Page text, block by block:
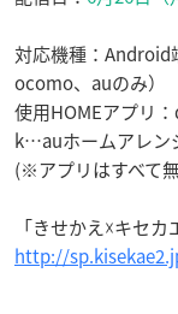
対応機種：
ocomo、auのみ）
使用HOMEアプリ
k…auホームアレン
(※アプリはすべて
「きせかえ☓キセ
http://